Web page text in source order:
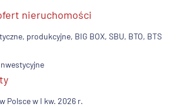
nieruchomości
produkcyjne, BIG BOX, SBU, BTO, BTS
Polsce w I kw. 2026 r.